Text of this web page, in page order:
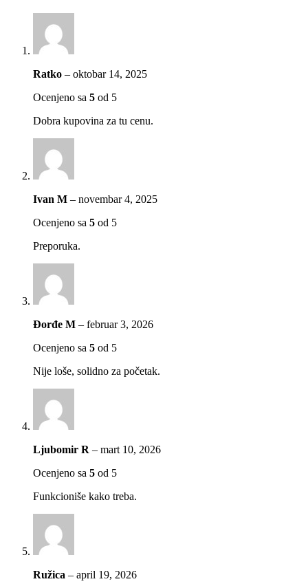
Ratko – oktobar 14, 2025
Ocenjeno sa 5 od 5
Dobra kupovina za tu cenu.
Ivan M – novembar 4, 2025
Ocenjeno sa 5 od 5
Preporuka.
Đorđe M – februar 3, 2026
Ocenjeno sa 5 od 5
Nije loše, solidno za početak.
Ljubomir R – mart 10, 2026
Ocenjeno sa 5 od 5
Funkcioniše kako treba.
Ružica – april 19, 2026